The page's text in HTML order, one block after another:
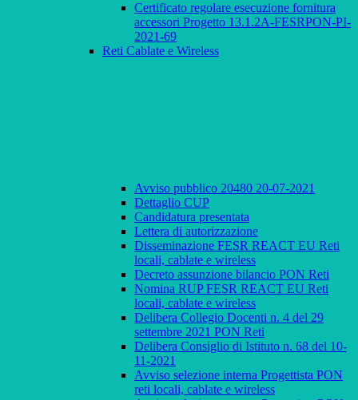
Certificato regolare esecuzione fornitura
accessori Progetto 13.1.2A-FESRPON-PI-
2021-69
Reti Cablate e Wireless
Avviso pubblico 20480 20-07-2021
Dettaglio CUP
Candidatura presentata
Lettera di autorizzazione
Disseminazione FESR REACT EU Reti
locali, cablate e wireless
Decreto assunzione bilancio PON Reti
Nomina RUP FESR REACT EU Reti
locali, cablate e wireless
Delibera Collegio Docenti n. 4 del 29
settembre 2021 PON Reti
Delibera Consiglio di Istituto n. 68 del 10-
11-2021
Avviso selezione interna Progettista PON
reti locali, cablate e wireless